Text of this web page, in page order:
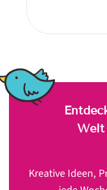
Welt
Kreative Ideen,